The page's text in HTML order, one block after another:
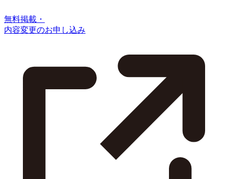
無料掲載・
内容変更のお申し込み